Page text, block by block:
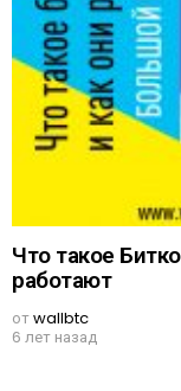
Что такое
работают
отwallbtc
6 лет назад